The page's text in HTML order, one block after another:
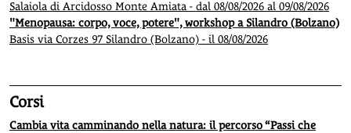
Salaiola di Arcidosso Monte Amiata - dal 08/08/2026 al 09/08/2026
"Menopausa: corpo, voce, potere", workshop a Silandro (Bolzano)
Basis via Corzes 97 Silandro (Bolzano) - il 08/08/2026
Corsi
Cambia vita camminando nella natura: il percorso “Passi che